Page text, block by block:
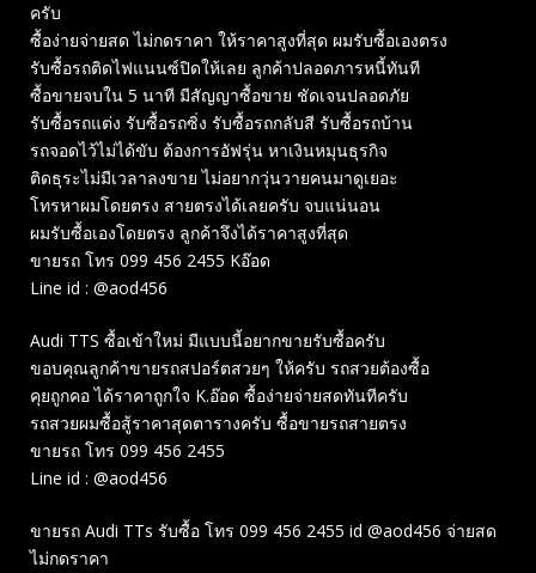
ครับ
ซื้อง่ายจ่ายสด ไม่กดราคา ให้ราคาสูงที่สุด ผมรับซื้อเองตรง
รับซื้อรถติดไฟแนนซ์ปิดให้เลย ลูกค้าปลอดภารหนี้ทันที
ซื้อขายจบใน 5 นาที มีสัญญาซื้อขาย ชัดเจนปลอดภัย
รับซื้อรถแต่ง รับซื้อรถซิ่ง รับซื้อรถกลับสี รับซื้อรถบ้าน
รถจอดไว้ไม่ได้ขับ ต้องการอัฟรุ่น หาเงินหมุนธุรกิจ
ติดธุระไม่มีเวลาลงขาย ไม่อยากวุ่นวายคนมาดูเยอะ
โทรหาผมโดยตรง สายตรงได้เลยครับ จบแน่นอน
ผมรับซื้อเองโดยตรง ลูกค้าจึงได้ราคาสูงที่สุด
ขายรถ โทร 099 456 2455 Kอ๊อด
Line id : @aod456
Audi TTS ซื้อเข้าใหม่ มีแบบนี้อยากขายรับซื้อครับ
ขอบคุณลูกค้าขายรถสปอร์ตสวยๆ ให้ครับ รถสวยต้องซื้อ
คุยถูกคอ ได้ราคาถูกใจ K.อ๊อด ซื้อง่ายจ่ายสดทันทีครับ
รถสวยผมซื้อสู้ราคาสุดตารางครับ ซื้อขายรถสายตรง
ขายรถ โทร 099 456 2455
Line id : @aod456
ขายรถ Audi TTs รับซื้อ โทร 099 456 2455 id @aod456 จ่ายสด
ไม่กดราคา